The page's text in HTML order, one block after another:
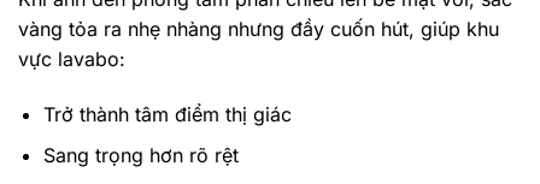
vàng tỏa ra nhẹ nhàng nhưng đầy cuốn hút, giúp khu
vực lavabo:
Trở thành tâm điểm thị giác
Sang trọng hơn rõ rệt